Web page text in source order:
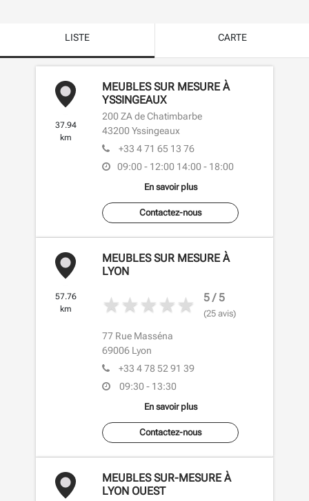
LISTE CARTE
37.94
km
MEUBLES SUR MESURE À
YSSINGEAUX
200 ZA de Chatimbarbe
43200 Yssingeaux
+33 4 71 65 13 76
09:00 - 12:00 14:00 - 18:00
En savoir plus
Contactez-nous
57.76
km
MEUBLES SUR MESURE À
LYON
77 Rue Masséna
69006 Lyon
+33 4 78 52 91 39
09:30 - 13:30
5 / 5
(25 avis)
En savoir plus
Contactez-nous
MEUBLES SUR-MESURE À
LYON OUEST